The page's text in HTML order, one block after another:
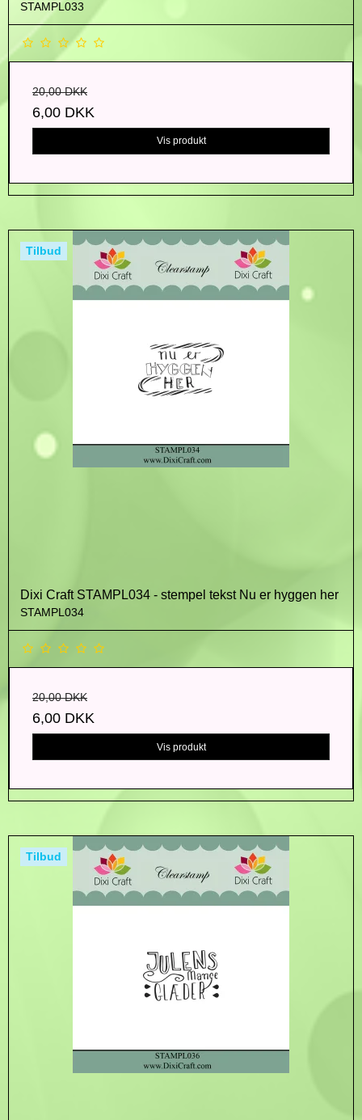
STAMPL033
20,00 DKK
6,00 DKK
Vis produkt
Tilbud
Dixi Craft STAMPL034 - stempel tekst Nu er hyggen her
STAMPL034
20,00 DKK
6,00 DKK
Vis produkt
Tilbud